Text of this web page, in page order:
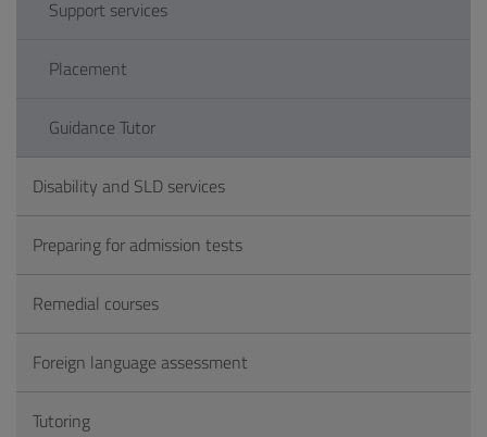
Support services
Placement
Guidance Tutor
Disability and SLD services
Preparing for admission tests
Remedial courses
Foreign language assessment
Tutoring